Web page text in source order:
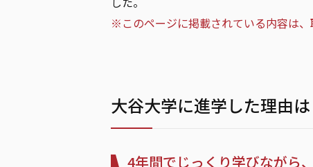
※このページに掲載されている内容は、
大谷大学に進学した理由は
4年間でじっくり学びながら